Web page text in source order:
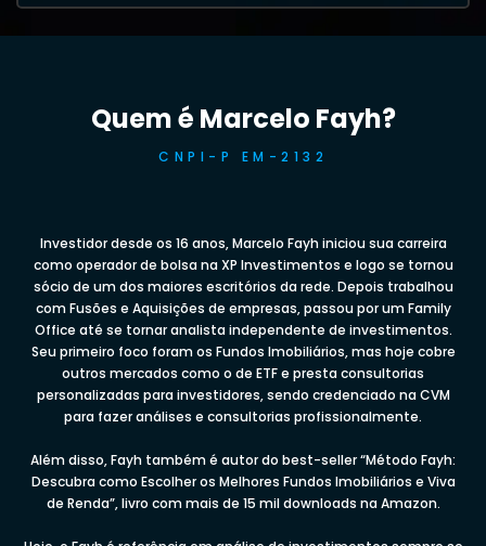
Quem é Marcelo Fayh?
CNPI-P EM-2132
Investidor desde os 16 anos, Marcelo Fayh iniciou sua carreira
como operador de bolsa na XP Investimentos e logo se tornou
sócio de um dos maiores escritórios da rede. Depois trabalhou
com Fusões e Aquisições de empresas, passou por um Family
Office até se tornar analista independente de investimentos.
Seu primeiro foco foram os Fundos Imobiliários, mas hoje cobre
outros mercados como o de ETF e presta consultorias
personalizadas para investidores, sendo credenciado na CVM
para fazer análises e consultorias profissionalmente.
Além disso, Fayh também é autor do best-seller “Método Fayh:
Descubra como Escolher os Melhores Fundos Imobiliários e Viva
de Renda”, livro com mais de 15 mil downloads na Amazon.